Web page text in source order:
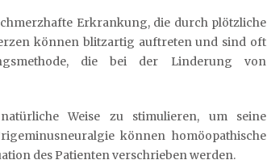
Erkrankung, die durch plötzliche
können blitzartig auftreten und sind oft
die bei der Linderung von
Weise zu stimulieren, um seine
können homöopathische
des Patienten verschrieben werden.